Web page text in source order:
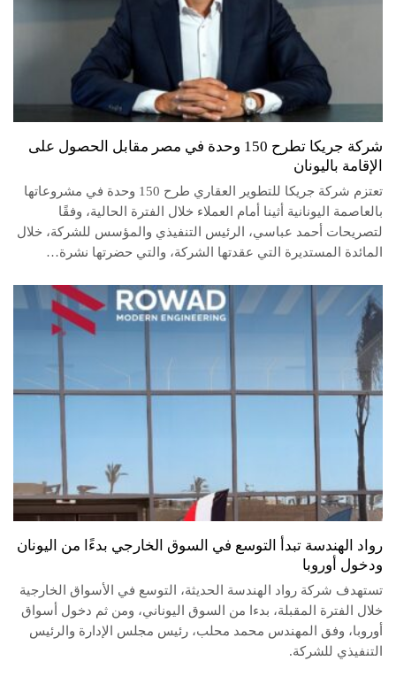
شركة جريكا تطرح 150 وحدة في مصر مقابل الحصول على
الإقامة باليونان
تعتزم شركة جريكا للتطوير العقاري طرح 150 وحدة في مشروعاتها
بالعاصمة اليونانية أثينا أمام العملاء خلال الفترة الحالية، وفقًا
لتصريحات أحمد عباسي، الرئيس التنفيذي والمؤسس للشركة، خلال
المائدة المستديرة التي عقدتها الشركة، والتي حضرتها نشرة…
رواد الهندسة تبدأ التوسع في السوق الخارجي بدءًا من اليونان
ودخول أوروبا
تستهدف شركة رواد الهندسة الحديثة، التوسع في الأسواق الخارجية
خلال الفترة المقبلة، بدءا من السوق اليوناني، ومن ثم دخول أسواق
أوروبا، وفق المهندس محمد محلب، رئيس مجلس الإدارة والرئيس
التنفيذي للشركة.